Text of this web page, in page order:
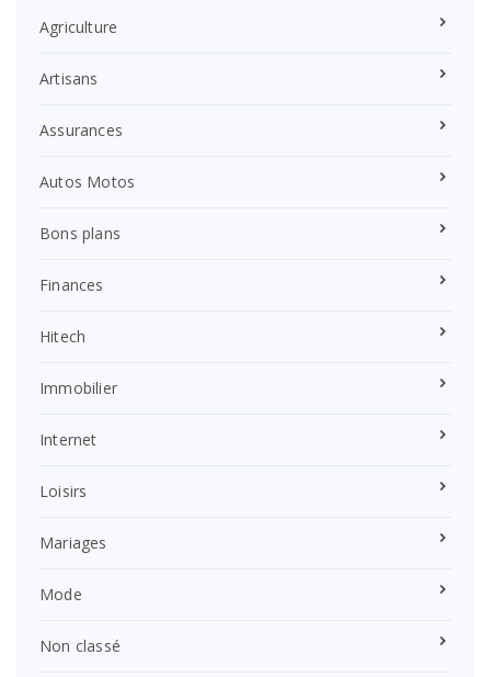
Agriculture
Artisans
Assurances
Autos Motos
Bons plans
Finances
Hitech
Immobilier
Internet
Loisirs
Mariages
Mode
Non classé